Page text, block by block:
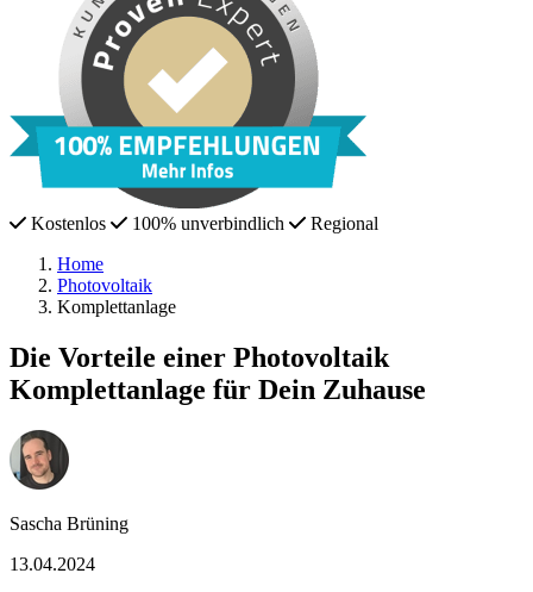
Kostenlos 100% unverbindlich
Regional
Home
Photovoltaik
Komplettanlage
Die Vorteile einer Photovoltaik
Komplettanlage für Dein Zuhause
Sascha Brüning
13.04.2024